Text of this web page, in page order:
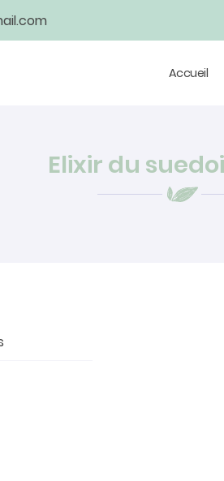
Accueil
Elixir du